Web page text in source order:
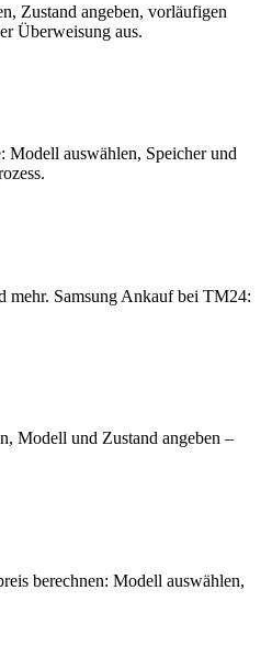
Zustand angeben, vorläufigen
Überweisung aus.
Modell auswählen, Speicher und
mehr. Samsung Ankauf bei TM24:
Modell und Zustand angeben –
berechnen: Modell auswählen,